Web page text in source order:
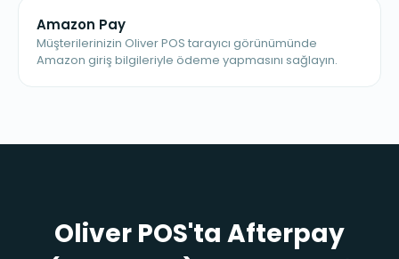
Amazon Pay
Müşterilerinizin Oliver POS tarayıcı görünümünde
Amazon giriş bilgileriyle ödeme yapmasını sağlayın.
Oliver POS'ta Afterpay